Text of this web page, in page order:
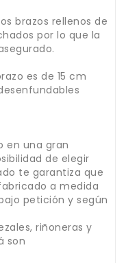
brazos rellenos de
por lo que la
es de 15 cm
en una gran
de elegir
te garantiza que
a medida
petición y según
riñoneras y
son